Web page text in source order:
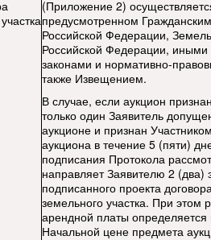
(Приложение 2)
предусмотренном
Российской Федерации,
Российской Федерации,
законами и нормативно-
также Извещением.
В случае, если аукцион
только один Заявитель
аукционе и признан
аукциона в течение 5 (пяти)
подписания Протокола
направляет Заявителю 2 (два)
подписанного проекта
земельного участка. При этом
арендной платы
Начальной цене предмета